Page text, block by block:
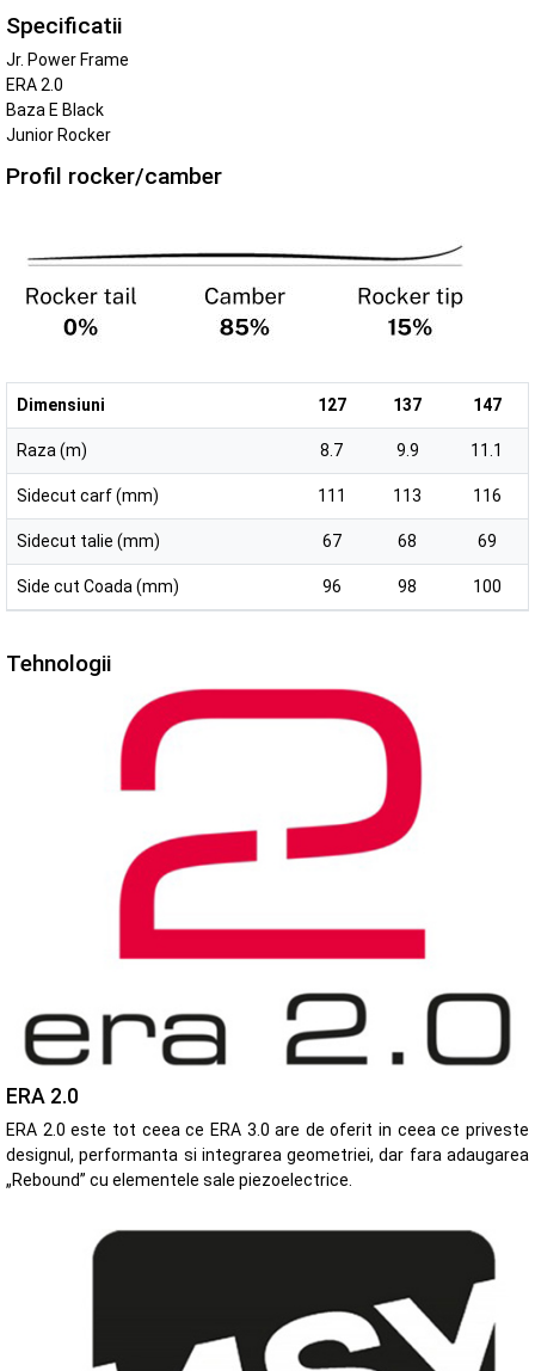
Specificatii
Jr. Power Frame
ERA 2.0
Baza E Black
Junior Rocker
Profil rocker/camber
Dimensiuni 127 137 147
Raza (m) 8.7 9.9 11.1
Sidecut carf (mm) 111 113 116
Sidecut talie (mm) 67 68 69
Side cut Coada (mm) 96 98 100
Tehnologii
ERA 2.0
ERA 2.0 este tot ceea ce ERA 3.0 are de oferit in ceea ce priveste
designul, performanta si integrarea geometriei, dar fara adaugarea
„Rebound” cu elementele sale piezoelectrice.